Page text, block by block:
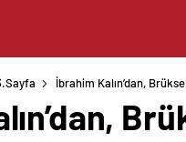
İbrahim Kalın’dan,